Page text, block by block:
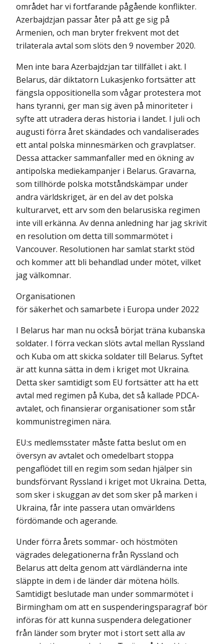
området har vi fortfarande pågående konflikter.
Azerbajdzjan passar åter på att ge sig på
Armenien, och man bryter frekvent mot det
trilaterala avtal som slöts den 9 november 2020.
Men inte bara Azerbajdzjan tar tillfället i akt. I
Belarus, där diktatorn Lukasjenko fortsätter att
fängsla oppositionella som vågar protestera mot
hans tyranni, ger man sig även på minoriteter i
syfte att utradera deras historia i landet. I juli och
augusti förra året skändades och vandaliserades
ett antal polska minnesmärken och gravplatser.
Dessa attacker sammanfaller med en ökning av
antipolska mediekampanjer i Belarus. Gravarna,
som tillhörde polska motståndskämpar under
andra världskriget, är en del av det polska
kulturarvet, ett arv som den belarusiska regimen
inte vill erkänna. Av denna anledning har jag skrivit
en resolution om detta till sommarmötet i
Vancouver. Resolutionen har samlat starkt stöd
och kommer att bli behandlad under mötet, vilket
jag välkomnar.
Organisationen
för säkerhet och samarbete i Europa under 2022
I Belarus har man nu också börjat träna kubanska
soldater. I förra veckan slöts avtal mellan Ryssland
och Kuba om att skicka soldater till Belarus. Syftet
är att kunna sätta in dem i kriget mot Ukraina.
Detta sker samtidigt som EU fortsätter att ha ett
avtal med regimen på Kuba, det så kallade PDCA-
avtalet, och finansierar organisationer som står
kommunistregimen nära.
EU:s medlemsstater måste fatta beslut om en
översyn av avtalet och omedelbart stoppa
pengaflödet till en regim som sedan hjälper sin
bundsförvant Ryssland i kriget mot Ukraina. Detta,
som sker i skuggan av det som sker på marken i
Ukraina, får inte passera utan omvärldens
fördöman­de och agerande.
Under förra årets sommar- och höstmöten
vägrades delegationerna från Ryssland och
Belarus att delta genom att värdländerna inte
släppte in dem i de länder där mötena hölls.
Samtidigt beslutade man under sommarmötet i
Birmingham om att en suspenderingsparagraf bör
införas för att kunna suspendera delegationer
från länder som bryter mot i stort sett alla av